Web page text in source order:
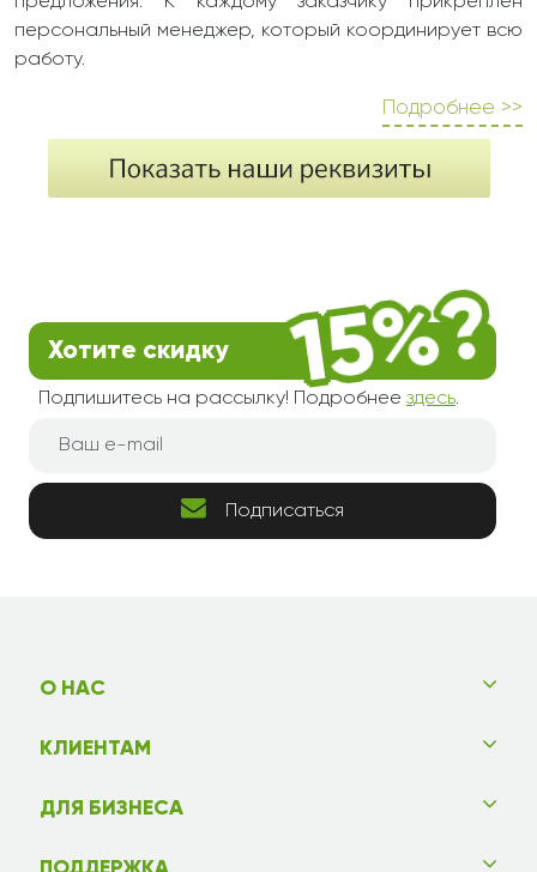
персональный менеджер, который координирует всю
работу.
Подробнее >>
Хотите скидку
Подпишитесь на рассылку! Подробнее здесь.
Подписаться
О НАС
КЛИЕНТАМ
ДЛЯ БИЗНЕСА